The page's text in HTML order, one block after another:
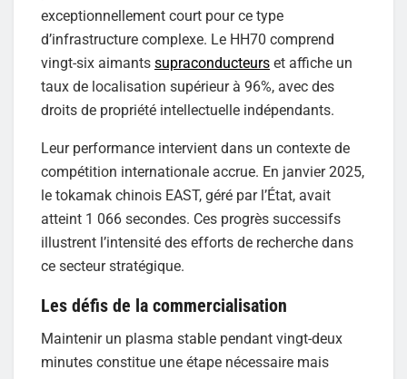
exceptionnellement court pour ce type
d’infrastructure complexe. Le HH70 comprend
vingt-six aimants supraconducteurs et affiche un
taux de localisation supérieur à 96%, avec des
droits de propriété intellectuelle indépendants.
Leur performance intervient dans un contexte de
compétition internationale accrue. En janvier 2025,
le tokamak chinois EAST, géré par l’État, avait
atteint 1 066 secondes. Ces progrès successifs
illustrent l’intensité des efforts de recherche dans
ce secteur stratégique.
Les défis de la commercialisation
Maintenir un plasma stable pendant vingt-deux
minutes constitue une étape nécessaire mais